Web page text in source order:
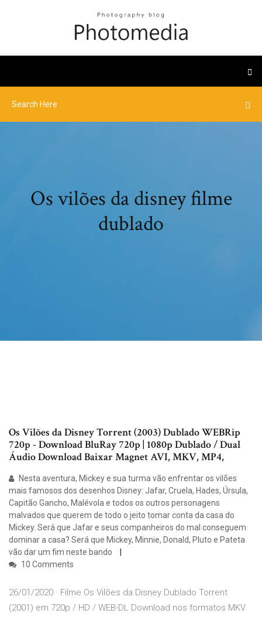
Os vilões da disney filme
dublado
Os Vilões da Disney Torrent (2003) Dublado WEBRip
720p - Download BluRay 720p | 1080p Dublado / Dual
Áudio Download Baixar Magnet AVI, MKV, MP4,
Nesta aventura, Mickey e sua turma vão enfrentar os vilões
mais famosos dos desenhos Disney: Jafar, Cruela, Hades, Úrsula,
Capitão Gancho, Malévola e todos os outros personagens
malvados que querem de todo o jeito tomar conta da casa do
Mickey. Será que Jafar e seus companheiros do mal conseguem
dominar a casa? Será que Mickey, Minnie, Donald, Pluto e Pateta
vão dar um fim neste bando
10 Comments
26/01/2020 · Filme Os Vilões da Disney Dublado Torrent
(2001) em 720p / HD / WEB-DL Download nos formatos MKV